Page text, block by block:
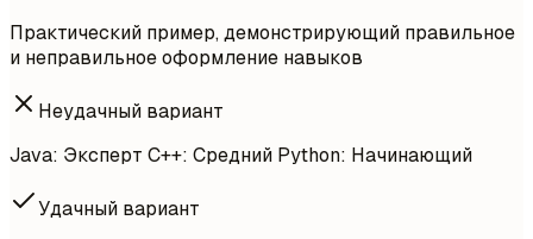
Практический пример, демонстрирующий правильное
и неправильное оформление навыков
Неудачный вариант
Java: Эксперт C++: Средний Python: Начинающий
Удачный вариант